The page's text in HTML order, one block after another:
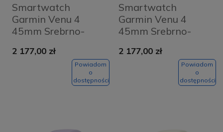
Smartwatch
Garmin Venu 4
45mm Srebrno-
Citron
2 177,00 zł
Powiadom
o
dostępności
Smartwatch
Garmin Venu 4
45mm Srebrno-
2 177,00 zł
Powiadom
o
dostępności